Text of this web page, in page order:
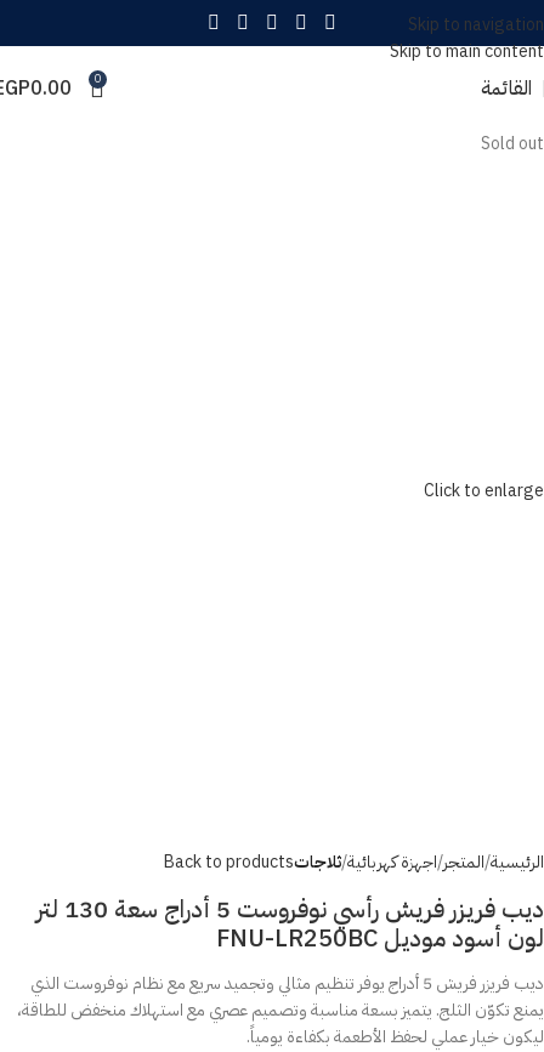
Skip to navigation
Skip to main content
القائمة 0
0.00
Sold out
Click to enlarge
الرئيسية المتجر اجهزة كهربائية ثلاجاتBack to products
ديب فريزر فريش رأسي نوفروست 5 أدراج سعة 130 لتر
لون أسود موديل FNU-LR250BC
ديب فريزر فريش 5 أدراج يوفر تنظيم مثالي وتجميد سريع مع نظام نوفروست الذي
يمنع تكوّن الثلج. يتميز بسعة مناسبة وتصميم عصري مع استهلاك منخفض للطاقة،
ليكون خيار عملي لحفظ الأطعمة بكفاءة يومياً.